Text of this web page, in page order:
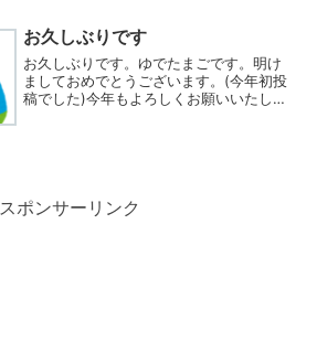
ので、2人のレジェンドキャラクターにつ
いて解説してい...
お久しぶりです
お久しぶりです。ゆでたまごです。明け
ましておめでとうございます。(今年初投
稿でした)今年もよろしくお願いいたしま
スポンサーリンク